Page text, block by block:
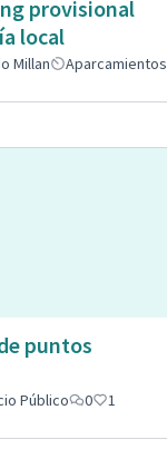
provisional
local
Millan Aparcamientos
puntos
Público 0 1